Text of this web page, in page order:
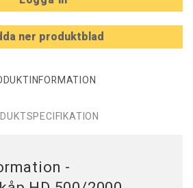
ner produktblad
-